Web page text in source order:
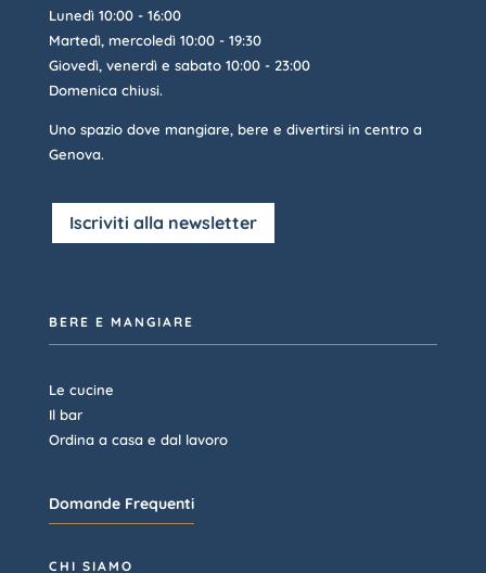
Lunedì 10:00 - 16:00
Martedì, mercoledì 10:00 - 19:30
Giovedì, venerdì e sabato 10:00 - 23:00
Domenica chiusi.
Uno spazio dove mangiare, bere e divertirsi in centro a
Genova.
Iscriviti alla newsletter
BERE E MANGIARE
Le cucine
Il bar
Ordina a casa e dal lavoro
Domande Frequenti
CHI SIAMO